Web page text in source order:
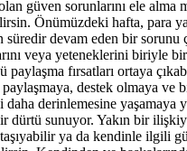
güven sorunlarını ele alma
Önümüzdeki hafta, para
süredir devam eden bir sorunu
veya yeteneklerini biriyle
paylaşma fırsatları ortaya
destek olmaya ve
daha derinlemesine yaşamaya
dürtü sunuyor. Yakın bir
ya da kendinle ilgili